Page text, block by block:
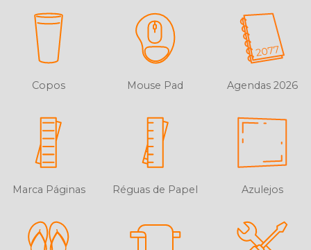
Copos Mouse Pad Agendas 2026
Marca Páginas Réguas de Papel Azulejos